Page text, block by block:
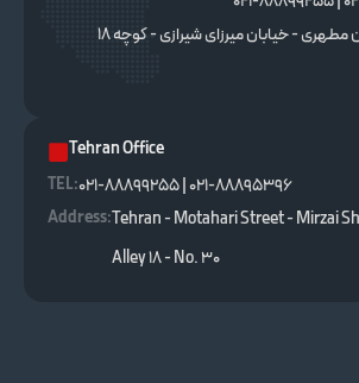
تهران - خیابان مطهری - خیابان میرزای شیرازی - کوچه ۱۸
Tehran Office
TEL :
021-88895396 | 021-88899255
Address:Tehran - Motahari Street - Mirzai
Alley 18 - No. 30